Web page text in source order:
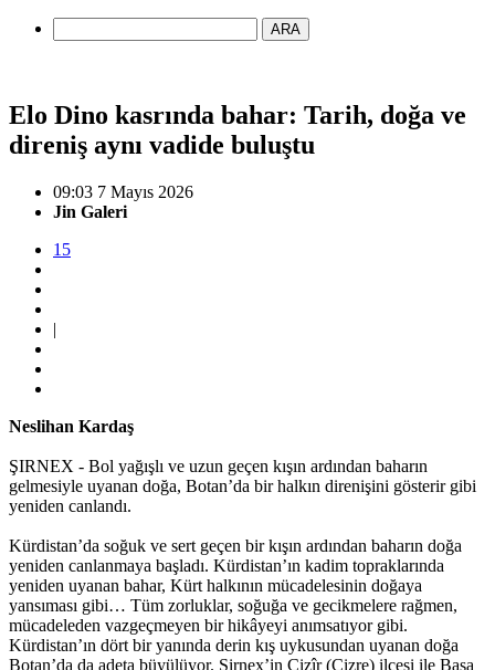
ARA
Elo Dino kasrında bahar: Tarih, doğa ve
direniş aynı vadide buluştu
09:03 7 Mayıs 2026
Jin Galeri
15
|
Neslihan Kardaş
ŞIRNEX - Bol yağışlı ve uzun geçen kışın ardından baharın
gelmesiyle uyanan doğa, Botan’da bir halkın direnişini gösterir gibi
yeniden canlandı.
Kürdistan’da soğuk ve sert geçen bir kışın ardından baharın doğa
yeniden canlanmaya başladı. Kürdistan’ın kadim topraklarında
yeniden uyanan bahar, Kürt halkının mücadelesinin doğaya
yansıması gibi… Tüm zorluklar, soğuğa ve gecikmelere rağmen,
mücadeleden vazgeçmeyen bir hikâyeyi anımsatıyor gibi.
Kürdistan’ın dört bir yanında derin kış uykusundan uyanan doğa
Botan’da da adeta büyülüyor. Şirnex’in Cizîr (Cizre) ilçesi ile Basa